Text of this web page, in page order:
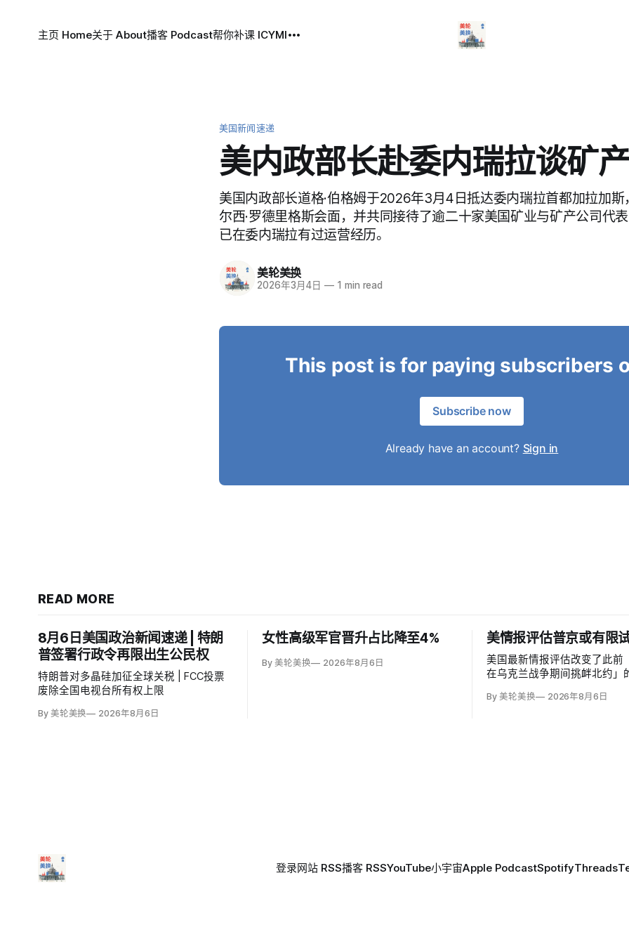
主页 Home关于 About播客 Podcast帮你补课 ICYMI
美国新闻速递
美内政部长赴委内瑞拉谈矿
美国内政部长道格·伯格姆于2026年3月4日抵达委内瑞拉首都加拉加
尔西·罗德里格斯会面，并共同接待了逾二十家美国矿业与矿产公司代
已在委内瑞拉有过运营经历。
美轮美换
2026年3月4日 — 1 min read
This post is for paying subscribers
Subscribe now
Already have an account? Sign in
READ MORE
8月6日美国政治新闻速递 | 特朗
普签署行政令再限出生公民权
特朗普对多晶硅加征全球关税 | FCC投票
废除全国电视台所有权上限
By 美轮美换 2026年8月6日
女性高级军官晋升占比降至4%
By 美轮美换 2026年8月6日
美情报评估普京或有限
美国最新情报评估改变了此前
在乌克兰战争期间挑衅北约」
络攻击、无标识武装占领或东
By 美轮美换 2026年8月6日
登录网站 RSS播客 RSSYouTube小宇宙Apple PodcastSpotifyThreads